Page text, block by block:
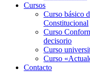
Cursos
Curso básico
Constitucional
Curso
decisorio
Curso
Curso
Contacto